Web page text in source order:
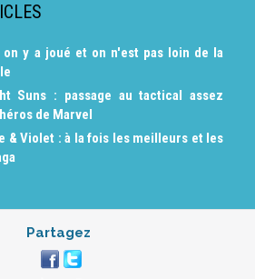
: on y a joué et on n'est pas loin de la
Suns : passage au tactical assez
de Marvel
& Violet : à la fois les meilleurs et les
Partagez